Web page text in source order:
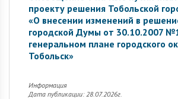
проекту решения Тобольской
«О внесении изменений в
городской Думы от 30.10.2007
генеральном плане городского
Тобольск»
Информация
Дата публикации: 28.07.2026г.